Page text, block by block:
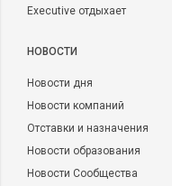
Executive отдыхает
НОВОСТИ
Новости дня
Новости компаний
Отставки и назначения
Новости образования
Новости Сообщества